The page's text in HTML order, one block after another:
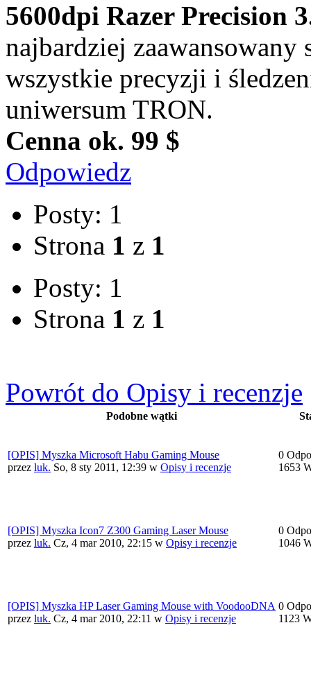
5600dpi Razer Precision
najbardziej zaawansowany
wszystkie precyzji i
uniwersum TRON.
Cenna ok. 99 $
Odpowiedz
Posty: 1
Strona 1 z 1
Posty: 1
Strona 1 z 1
Powrót do Opisy i recenzje
Podobne wątki
[OPIS] Myszka Microsoft Habu Gaming Mouse
przez luk. So, 8 sty 2011, 12:39 w Opisy i recenzje
0
1653
[OPIS] Myszka Icon7 Z300 Gaming Laser Mouse
przez luk. Cz, 4 mar 2010, 22:15 w Opisy i recenzje
0
1046
[OPIS] Myszka HP Laser Gaming Mouse with VoodooDNA
przez luk. Cz, 4 mar 2010, 22:11 w Opisy i recenzje
0
1123